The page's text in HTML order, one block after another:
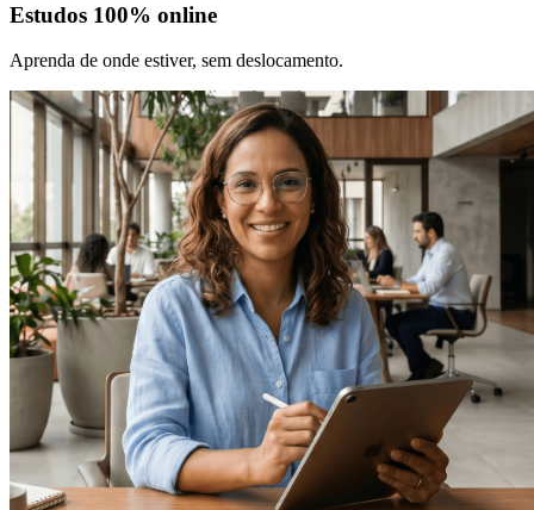
Estudos 100% online
Aprenda de onde estiver, sem deslocamento.